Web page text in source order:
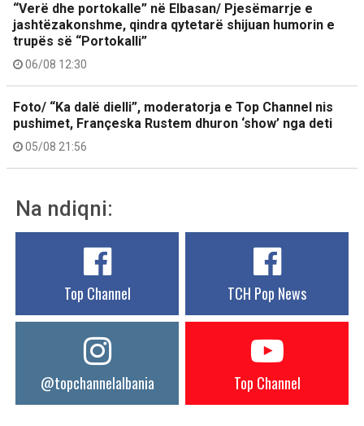
“Verë dhe portokalle” në Elbasan/ Pjesëmarrje e
jashtëzakonshme, qindra qytetarë shijuan humorin e
trupës së “Portokalli”
06/08 12:30
Foto/ “Ka dalë dielli”, moderatorja e Top Channel nis
pushimet, Françeska Rustem dhuron ‘show’ nga deti
05/08 21:56
Na ndiqni:
Top Channel TCH Pop News
@topchannelalbania Top Channel